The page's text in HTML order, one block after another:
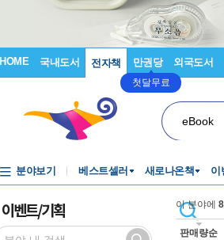
HOME 국내도서 전자책 만권당
첫달무료
외국도서
eBook
분야보기 베스트셀러 새로나온책 이
이벤트/기획 이 분야에 8
판매량순